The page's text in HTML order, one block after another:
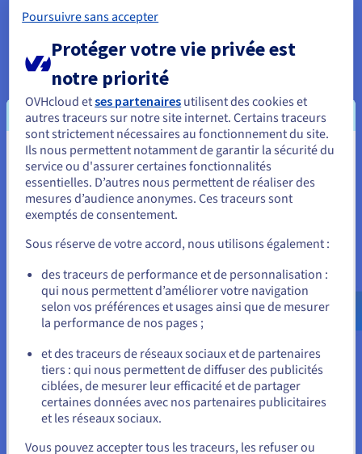
Vos premiers pas avec Managed
Kubernetes Services
Créer un cluster Kubernetes managé
Apprenez à déployer un cluster Kubernetes sans vous
soucier de son installation ni de son fonctionnement.
Consulter le guide
Gérer les nœuds et les pools de nœuds
Découvrez comment configurer des pools de nœuds et
ajouter des nœuds à des pools existants.
Consulter le guide
Gérer les volumes persistants
Vous semblez être localisé en États-
Unis.
Pour commander, rendez-vous sur le site de votre pays (États-
Allez sur le site États-Unis
us.ovhcloud.com/
Anglais USD - $
ou
Rester sur le site actuel
Sélectionner un autre site web
Poursuivre sans accepter
Protéger votre vie privée est
notre priorité
OVHcloud etses partenaires utilisent des cookies et
autres traceurs sur notre site internet. Certains traceurs
sont strictement nécessaires au fonctionnement du site.
Ils nous permettent notamment de garantir la sécurité du
service ou d'assurer certaines fonctionnalités
essentielles. D’autres nous permettent de réaliser des
mesures d’audience anonymes. Ces traceurs sont
exemptés de consentement.
Sous réserve de votre accord, nous utilisons également :
des traceurs de performance et de personnalisation :
qui nous permettent d’améliorer votre navigation
selon vos préférences et usages ainsi que de mesurer
la performance de nos pages ;
et des traceurs de réseaux sociaux et de partenaires
tiers : qui nous permettent de diffuser des publicités
ciblées, de mesurer leur efficacité et de partager
certaines données avec nos partenaires publicitaires
et les réseaux sociaux.
Vous pouvez accepter tous les traceurs, les refuser ou